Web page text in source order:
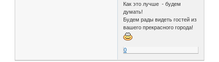
Как это лучше - будем
думать!
Будем рады видеть гостей из
вашего прекрасного города!
0